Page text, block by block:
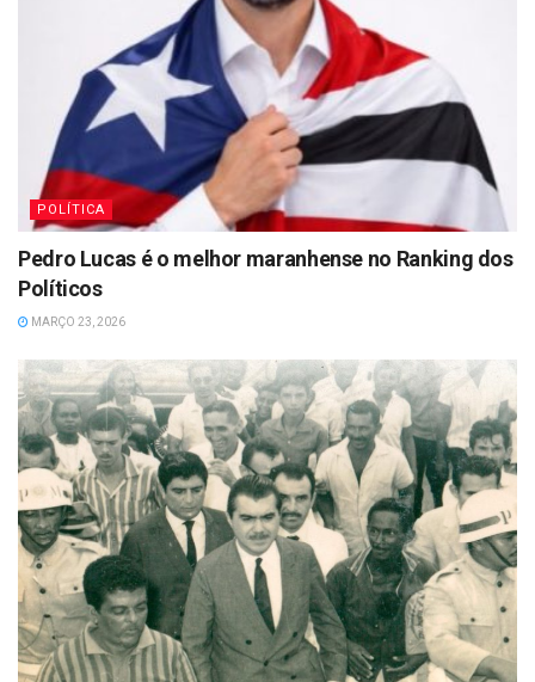
POLÍTICA
Pedro Lucas é o melhor maranhense no Ranking dos
Políticos
MARÇO 23, 2026